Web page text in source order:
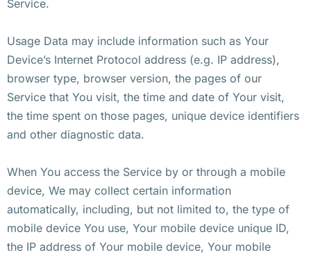
Service.
Usage Data may include information such as Your
Device’s Internet Protocol address (e.g. IP address),
browser type, browser version, the pages of our
Service that You visit, the time and date of Your visit,
the time spent on those pages, unique device identifiers
and other diagnostic data.
When You access the Service by or through a mobile
device, We may collect certain information
automatically, including, but not limited to, the type of
mobile device You use, Your mobile device unique ID,
the IP address of Your mobile device, Your mobile